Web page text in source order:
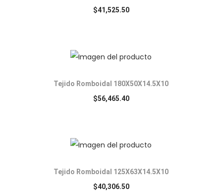
$41,525.50
Tejido Romboidal 180X50X14.5X10
$56,465.40
Tejido Romboidal 125X63X14.5X10
$40,306.50